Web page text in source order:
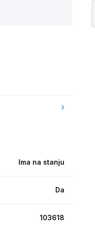
Ima na stanju
Da
103618